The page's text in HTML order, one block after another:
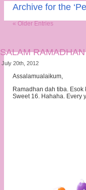
Archive for the
« Older Entries
SALAM
July 20th, 2012
Assalamualaikum,
Ramadhan dah tiba.
Sweet 16. Hahaha. Every